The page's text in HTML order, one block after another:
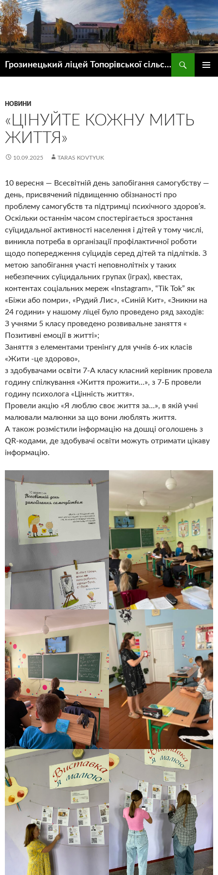
Грозинецький ліцей Топорівської сільської ради
НОВИНИ
«ЦІНУЙТЕ КОЖНУ МИТЬ
ЖИТТЯ»
10.09.2025 TARAS KOVTYUK
10 вересня — Всесвітній день запобігання самогубству —
день, присвячений підвищенню обізнаності про
проблему самогубств та підтримці психічного здоров’я.
Оскільки останнім часом спостерігається зростання
суїцидальної активності населення і дітей у тому числі,
виникла потреба в організації профілактичної роботи
щодо попередження суїцидів серед дітей та підлітків. З
метою запобігання участі неповнолітніх у таких
небезпечних суїцидальних групах (іграх), квестах,
контентах соціальних мереж «Instagram», “Tik Tok” як
«Біжи або помри», «Рудий Лис», «Синій Кит», «Зникни на
24 години» у нашому ліцеї було проведено ряд заходів:
З учнями 5 класу проведено розвивальне заняття «
Позитивні емоції в житті»;
Заняття з елементами тренінгу для учнів 6-их класів
«Жити -це здорово»,
з здобувачами освіти 7-А класу класний керівник провела
годину спілкування «Життя прожити…», з 7-Б провели
годину психолога «Цінність життя».
Провели акцію «Я люблю своє життя за…», в якій учні
малювали малюнки за що вони люблять життя.
А також розмістили інформацію на дошці оголошень з
QR-кодами, де здобувачі освіти можуть отримати цікаву
інформацію.